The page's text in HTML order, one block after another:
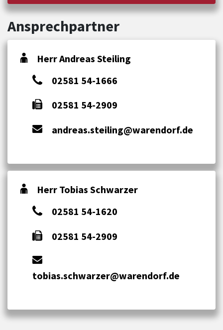
Ansprechpartner
Herr Andreas Steiling
02581 54-1666
02581 54-2909
andreas.steiling@warendorf.de
Herr Tobias Schwarzer
02581 54-1620
02581 54-2909
tobias.schwarzer@warendorf.de